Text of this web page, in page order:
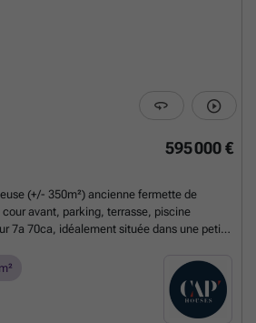
595 000 €
(+/- 350m²) ancienne fermette de
avant, parking, terrasse, piscine
7a 70ca, idéalement située dans une petite
côté rural. Elle se compose au rez d'un hall
feu ouvert et superbe cheminée en pierre,
cuisine équipée 30m², bureau 18m²,
L’étage dispose d'un palier /
m²